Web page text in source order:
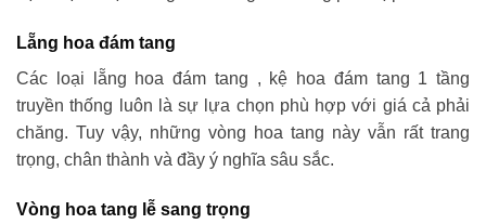
Lẵng hoa đám tang
Các loại lẵng hoa đám tang , kệ hoa đám tang 1 tầng
truyền thống luôn là sự lựa chọn phù hợp với giá cả phải
chăng. Tuy vậy, những vòng hoa tang này vẫn rất trang
trọng, chân thành và đầy ý nghĩa sâu sắc.
Vòng hoa tang lễ sang trọng